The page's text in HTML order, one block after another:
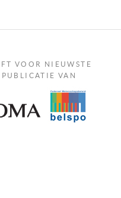
VOOR NIEUWSTE
VAN